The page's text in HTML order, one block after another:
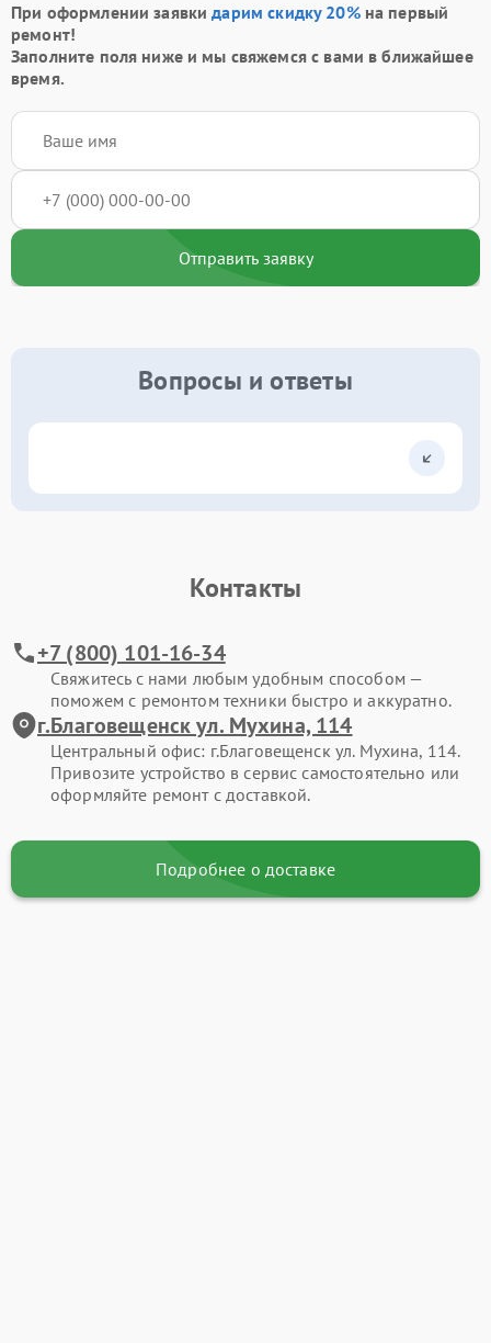
При оформлении заявкидарим скидку 20%на первый
ремонт!
Заполните поля ниже и мы свяжемся с вами в ближайшее
время.
Отправить заявку
Вопросы и ответы
Контакты
+7 (800) 101-16-34
Свяжитесь с нами любым удобным способом —
поможем с ремонтом техники быстро и аккуратно.
г.Благовещенск ул. Мухина, 114
Центральный офис: г.Благовещенск ул. Мухина, 114.
Привозите устройство в сервис самостоятельно или
оформляйте ремонт с доставкой.
Подробнее о доставке